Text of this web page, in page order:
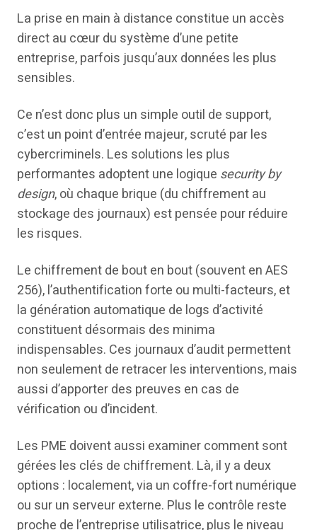
La prise en main à distance constitue un accès
direct au cœur du système d’une petite
entreprise, parfois jusqu’aux données les plus
sensibles.
Ce n’est donc plus un simple outil de support,
c’est un point d’entrée majeur, scruté par les
cybercriminels. Les solutions les plus
performantes adoptent une logique security by
design, où chaque brique (du chiffrement au
stockage des journaux) est pensée pour réduire
les risques.
Le chiffrement de bout en bout (souvent en AES
256), l’authentification forte ou multi-facteurs, et
la génération automatique de logs d’activité
constituent désormais des minima
indispensables. Ces journaux d’audit permettent
non seulement de retracer les interventions, mais
aussi d’apporter des preuves en cas de
vérification ou d’incident.
Les PME doivent aussi examiner comment sont
gérées les clés de chiffrement. Là, il y a deux
options : localement, via un coffre-fort numérique
ou sur un serveur externe. Plus le contrôle reste
proche de l’entreprise utilisatrice, plus le niveau